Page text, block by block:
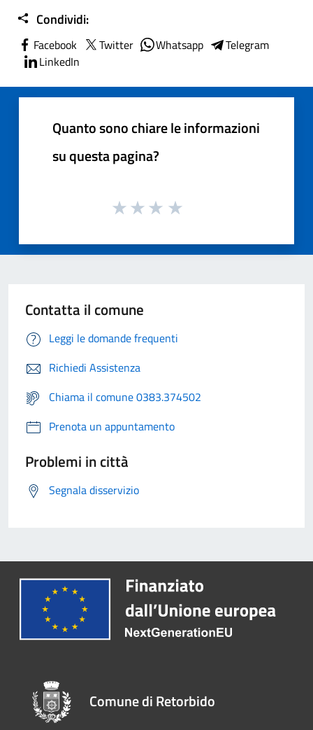
Condividi:
Facebook Twitter Whatsapp
Telegram
LinkedIn
Quanto sono chiare le informazioni
su questa pagina?
Contatta il comune
Leggi le domande frequenti
Richiedi Assistenza
Chiama il comune 0383.374502
Prenota un appuntamento
Problemi in città
Segnala disservizio
Comune di Retorbido